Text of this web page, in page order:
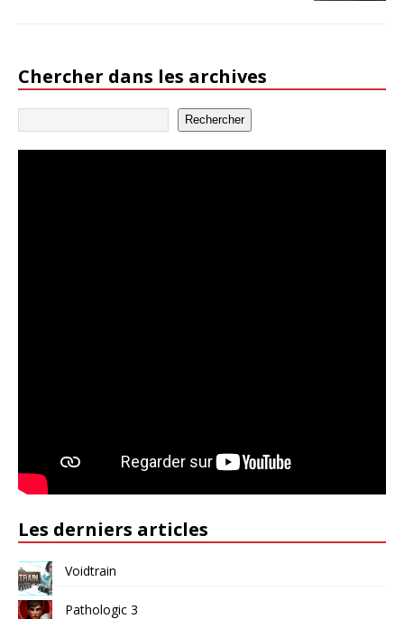
Chercher dans les archives
Rechercher
Les derniers articles
Voidtrain
Pathologic 3